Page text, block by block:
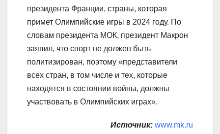
президента Франции, страны, которая
примет Олимпийские игры в 2024 году. По
словам президента МОК, президент Макрон
заявил, что спорт не должен быть
политизирован, поэтому «представители
всех стран, в том числе и тех, которые
находятся в состоянии войны, должны
участвовать в Олимпийских играх».
Источник: www.mk.ru